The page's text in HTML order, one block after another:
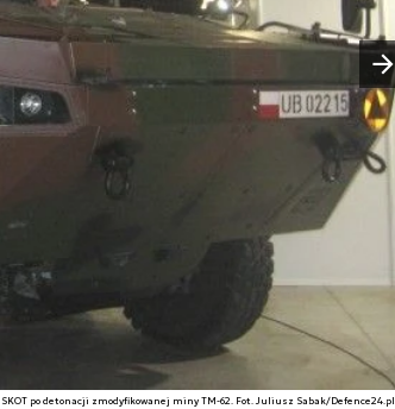
po detonacji zmodyfikowanej miny TM-62. Fot. Juliusz Sabak/Defence24.pl
Następny slajd